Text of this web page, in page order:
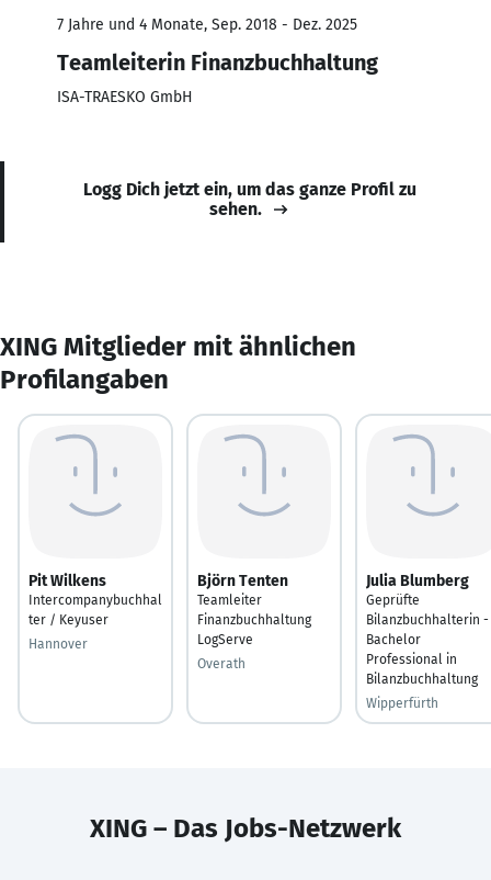
7 Jahre und 4 Monate, Sep. 2018 - Dez. 2025
Teamleiterin Finanzbuchhaltung
ISA-TRAESKO GmbH
Logg Dich jetzt ein, um das ganze Profil zu
sehen.
XING Mitglieder mit ähnlichen
Profilangaben
Pit Wilkens
Intercompanybuchhal
ter / Keyuser
Hannover
Björn Tenten
Teamleiter
Finanzbuchhaltung
LogServe
Overath
Julia Blumberg
Geprüfte
Bilanzbuchhalterin -
Bachelor
Professional in
Bilanzbuchhaltung
Wipperfürth
XING – Das Jobs-Netzwerk